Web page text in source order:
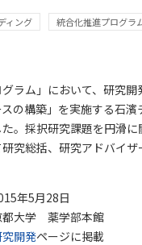
ィング 統合化推進プログラ
グラム」において、研究
の構築」を実施する石
。採択研究課題を円滑
究総括、研究アドバイザ
年5月28日
都大学 薬学部本館
開発ページに掲載